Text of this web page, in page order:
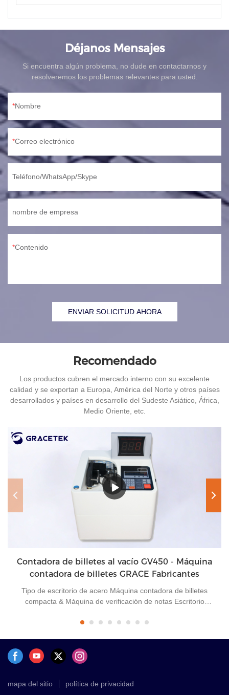
Déjanos Mensajes
Si encuentra algún problema, no dude en contactarnos y
resolveremos los problemas relevantes para usted.
Nombre
Correo electrónico
Teléfono/WhatsApp/Skype
nombre de empresa
Contenido
ENVIAR SOLICITUD AHORA
Recomendado
Los productos cubren el mercado interno con su excelente
calidad y se exportan a Europa, América del Norte y otros países
desarrollados y países en desarrollo del Sudeste Asiático, África,
Medio Oriente, etc.
Contadora de billetes al vacío GV450 - Máquina
contadora de billetes GRACE Fabricantes
Tipo de escritorio de acero Máquina contadora de billetes
compacta & Máquina de verificación de notas Escritorio
pequeño y preciso para contar billetes rápidamente sin quitar
bolsa de valores, servicios comerciales, etc. Puede realizar
varios recuentos de billetes, como billetes de banco y facturas
mapa del sitio
política de privacidad